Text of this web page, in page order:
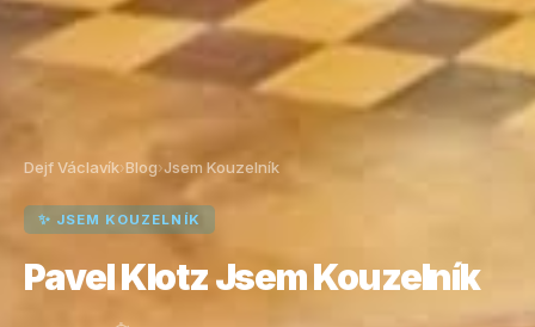
Dejf Václavík›Blog›Jsem Kouzelník
✨ JSEM KOUZELNÍK
Pavel Klotz Jsem Kouzelník